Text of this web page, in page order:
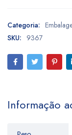
Categoria:
SKU: 9367
Informação